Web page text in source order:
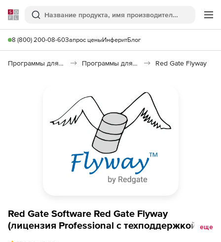
Softline
Поиск
8 (800) 200-08-60Запрос ценыИнферитБлог
Программы для программирования Программы для работы с базами данных Red Gate Flyway
Red Gate Software Red Gate Flyway
(лицензия Professional с техподдержкой на
еще